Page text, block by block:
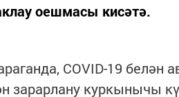
оешмасы кисәтә.
COVID-19 белән
зарарлану куркынычы